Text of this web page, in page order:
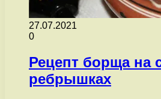
27.07.2021
0
Рецепт борща на
ребрышках